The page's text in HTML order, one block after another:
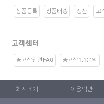
상품등록 상품배송 정산 고
고객센터
중고샵관련FAQ 중고샵1:1문의
회사소개 이용약관